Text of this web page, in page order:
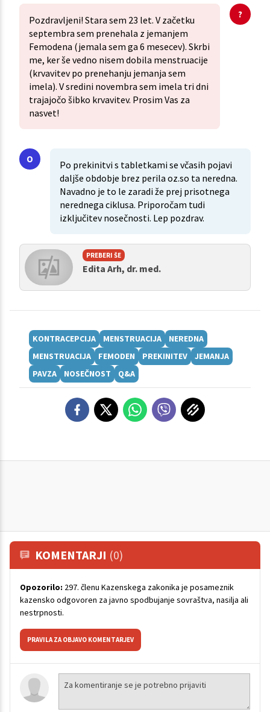
Pozdravljeni! Stara sem 23 let. V začetku
septembra sem prenehala z jemanjem
Femodena (jemala sem ga 6 mesecev). Skrbi
me, ker še vedno nisem dobila menstruacije
(krvavitev po prenehanju jemanja sem
imela). V sredini novembra sem imela tri dni
trajajočo šibko krvavitev. Prosim Vas za
nasvet!
Po prekinitvi s tabletkami se včasih pojavi
daljše obdobje brez perila oz.so ta neredna.
Navadno je to le zaradi že prej prisotnega
nerednega ciklusa. Priporočam tudi
izključitev nosečnosti. Lep pozdrav.
PREBERI ŠE
Edita Arh, dr. med.
KONTRACEPCIJA MENSTRUACIJA
NEREDNA
MENSTRUACIJA
FEMODEN PREKINITEV
JEMANJA
PAVZA
NOSEČNOST Q&A
KOMENTARJI (0)
Opozorilo: 297. členu Kazenskega zakonika je posameznik
kazensko odgovoren za javno spodbujanje sovraštva, nasilja ali
nestrpnosti.
PRAVILA ZA OBJAVO KOMENTARJEV